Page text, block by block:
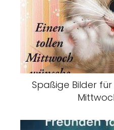
Spaßige Bilder